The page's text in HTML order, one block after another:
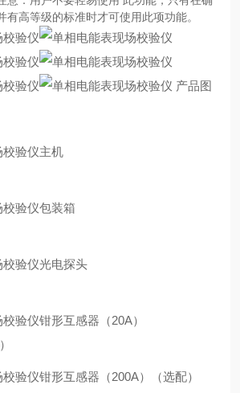
有高等级的标准时才可使用此项功能。
产品图